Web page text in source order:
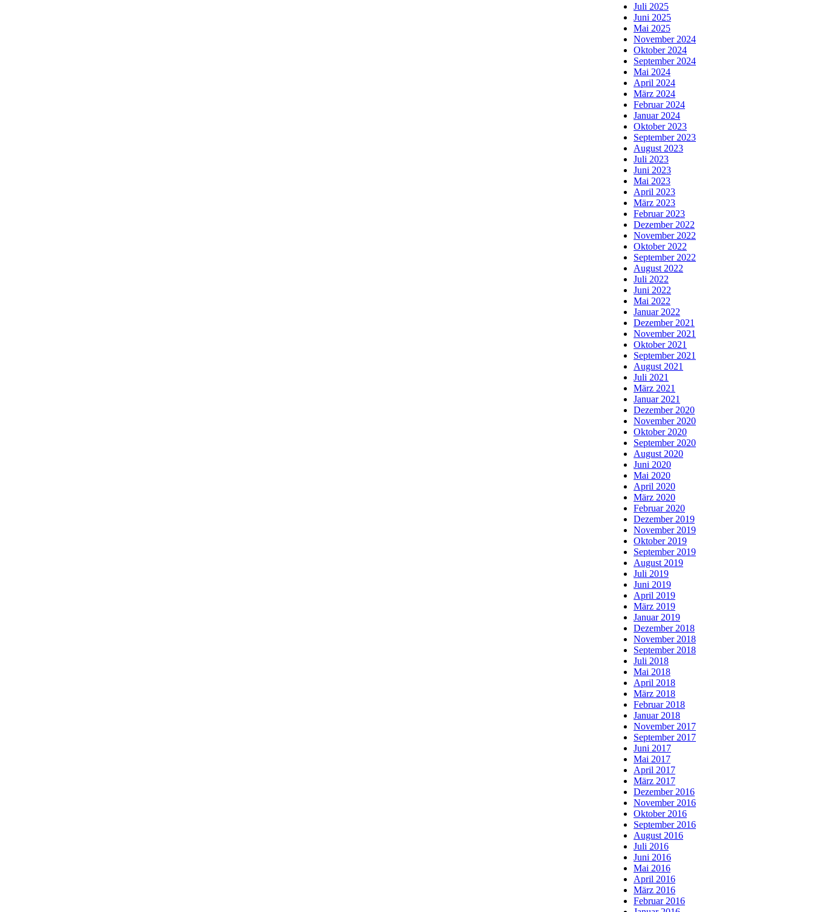
Juli 2025
Juni 2025
Mai 2025
November 2024
Oktober 2024
September 2024
Mai 2024
April 2024
März 2024
Februar 2024
Januar 2024
Oktober 2023
September 2023
August 2023
Juli 2023
Juni 2023
Mai 2023
April 2023
März 2023
Februar 2023
Dezember 2022
November 2022
Oktober 2022
September 2022
August 2022
Juli 2022
Juni 2022
Mai 2022
Januar 2022
Dezember 2021
November 2021
Oktober 2021
September 2021
August 2021
Juli 2021
März 2021
Januar 2021
Dezember 2020
November 2020
Oktober 2020
September 2020
August 2020
Juni 2020
Mai 2020
April 2020
März 2020
Februar 2020
Dezember 2019
November 2019
Oktober 2019
September 2019
August 2019
Juli 2019
Juni 2019
April 2019
März 2019
Januar 2019
Dezember 2018
November 2018
September 2018
Juli 2018
Mai 2018
April 2018
März 2018
Februar 2018
Januar 2018
November 2017
September 2017
Juni 2017
Mai 2017
April 2017
März 2017
Dezember 2016
November 2016
Oktober 2016
September 2016
August 2016
Juli 2016
Juni 2016
Mai 2016
April 2016
März 2016
Februar 2016